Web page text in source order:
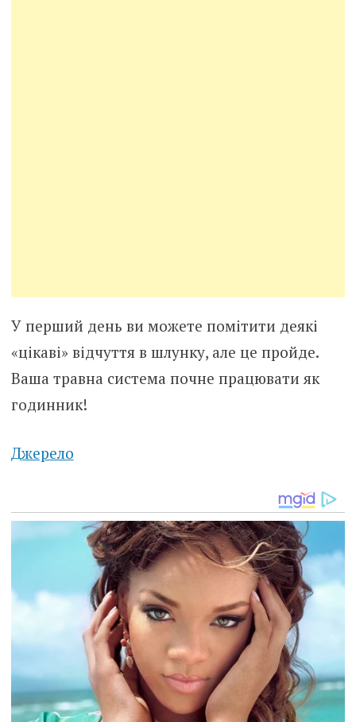
У перший день ви можете помітити деякі
«цікаві» відчуття в шлунку, але це пройде.
Ваша травна система почне працювати як
годинник!
Джерело